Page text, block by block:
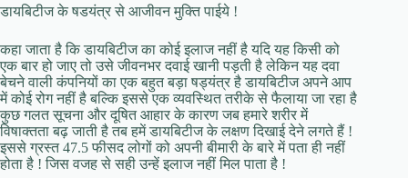
डायबिटीज के षडयंत्र से आजीवन मुक्ति पाईये !
कहा जाता है कि डायबिटीज का कोई इलाज नहीं है यदि यह किसी को
एक बार हो जाए तो उसे जीवनभर दवाई खानी पड़ती है लेकिन यह दवा
बेचने वाली कंपनियों का एक बहुत बड़ा षड्यंत्र है डायबिटीज अपने आप
में कोई रोग नहीं है बल्कि इससे एक व्यवस्थित तरीके से फैलाया जा रहा है
कुछ गलत सूचना और दूषित आहार के कारण जब हमारे शरीर में
विषाक्तता बढ़ जाती है तब हमें डायबिटीज के लक्षण दिखाई देने लगते हैं !
इससे ग्रस्त 47.5 फीसद लोगों को अपनी बीमारी के बारे में पता ही नहीं
होता है ! जिस वजह से सही उन्हें इलाज नहीं मिल पाता है !